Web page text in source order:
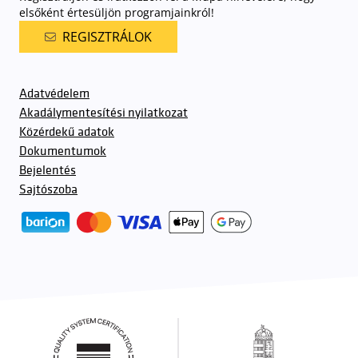
elsőként értesüljön programjainkról!
REGISZTRÁLOK
Adatvédelem
Akadálymentesítési nyilatkozat
Közérdekű adatok
Dokumentumok
Bejelentés
Sajtószoba